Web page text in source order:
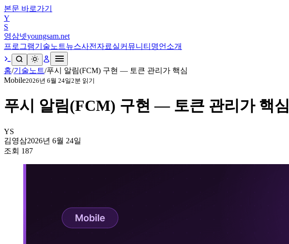
본문 바로가기
Y
S
영삼넷youngsam.net
프로그램기술노트뉴스사전 자료실커뮤니티 명언 소개
홈/기술노트/푸시 알림(FCM) 구현 — 토큰 관리가 핵심
Mobile2026년 6월 24일2분 읽기
푸시 알림(FCM) 구현 — 토큰 관리가 핵심
YS
김영삼2026년 6월 24일
조회 187